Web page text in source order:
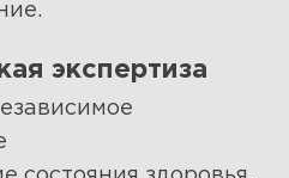
экспертиза